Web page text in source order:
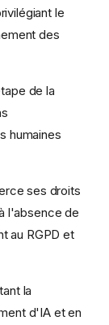
le
des
de la
humaines
ses droits
l'absence de
au RGPD et
la
d'IA et en